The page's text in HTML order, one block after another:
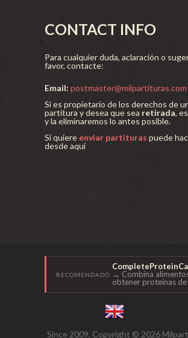
CONTACT INFO
Para cualquier duda, aclaración o
favor, contacte:
Email: postmaster@milpartituras.com
Si es propietario de los derechos de
partitura y desea que sea retirada,
y la eliminaremos lo antes posible.
Si quiere enviar partituras puede
desde aquí
RECOMENDADO: → Combina
obtener proteínas de
Since 2009. Copyright © 2026